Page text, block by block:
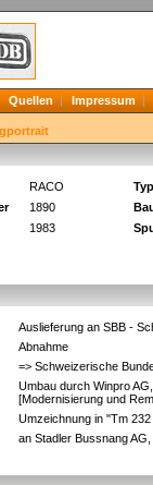
Quellen Impressum
RACO
Typ
1890
1983
Auslieferung an SBB -
Abnahme
=> Schweizerische
Umbau durch Winpro
[Modernisierung und
Umzeichnung in "Tm
an Stadler Bussnang